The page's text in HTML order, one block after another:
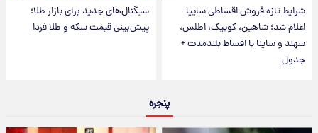
شرایط تازه فروش اقساطی سایپا
اعلام شد؛ شاهین، کوییک، اطلس،
سهند و ساینا با اقساط بلندمدت +
جدول
سیگنال‌های جدید برای بازار طلا؛
پیش‌بینی قیمت سکه و طلا فردا
پنجره